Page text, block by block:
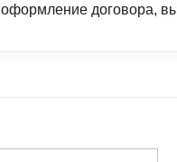
оформление договора,